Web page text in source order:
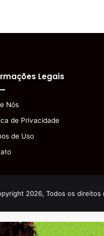
Legais
Nós
de Privacidade
de Uso
2026, Todos os